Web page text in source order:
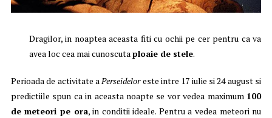
Dragilor, in noaptea aceasta fiti cu ochii pe cer pentru ca va
avea loc cea mai cunoscutaploaie de stele.
Perioada de activitate aPerseideloreste intre 17 iulie si 24 august si
predictiile spun ca in aceasta noapte se vor vedea maximum 100
de meteori pe ora, in conditii ideale. Pentru a vedea meteori nu